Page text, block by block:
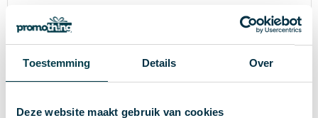
Toestemming Details Over
Deze website maakt gebruik van cookies
Gewicht
Merk